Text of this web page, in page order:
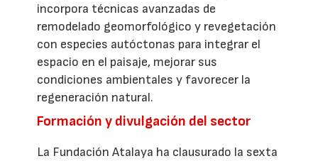
incorpora técnicas avanzadas de
remodelado geomorfológico y revegetación
con especies autóctonas para integrar el
espacio en el paisaje, mejorar sus
condiciones ambientales y favorecer la
regeneración natural.
Formación y divulgación del sector
La Fundación Atalaya ha clausurado la sexta